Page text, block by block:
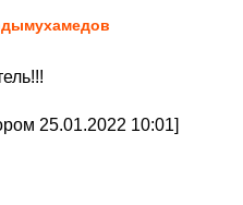
25.01.2022 10:01]